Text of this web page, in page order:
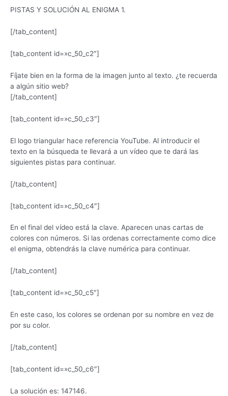
PISTAS Y SOLUCIÓN AL ENIGMA 1.
[/tab_content]
[tab_content id=»c_50_c2″]
Fíjate bien en la forma de la imagen junto al texto. ¿te recuerda
a algún sitio web?
[/tab_content]
[tab_content id=»c_50_c3″]
El logo triangular hace referencia YouTube. Al introducir el
texto en la búsqueda te llevará a un vídeo que te dará las
siguientes pistas para continuar.
[/tab_content]
[tab_content id=»c_50_c4″]
En el final del vídeo está la clave. Aparecen unas cartas de
colores con números. Si las ordenas correctamente como dice
el enigma, obtendrás la clave numérica para continuar.
[/tab_content]
[tab_content id=»c_50_c5″]
En este caso, los colores se ordenan por su nombre en vez de
por su color.
[/tab_content]
[tab_content id=»c_50_c6″]
La solución es: 147146.